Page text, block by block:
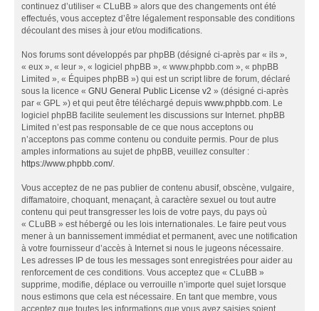
continuez d’utiliser « CLuBB » alors que des changements ont été
effectués, vous acceptez d’être légalement responsable des conditions
découlant des mises à jour et/ou modifications.
Nos forums sont développés par phpBB (désigné ci-après par « ils »,
« eux », « leur », « logiciel phpBB », « www.phpbb.com », « phpBB
Limited », « Équipes phpBB ») qui est un script libre de forum, déclaré
sous la licence « GNU General Public License v2 » (désigné ci-après
par « GPL ») et qui peut être téléchargé depuis www.phpbb.com. Le
logiciel phpBB facilite seulement les discussions sur Internet. phpBB
Limited n’est pas responsable de ce que nous acceptons ou
n’acceptons pas comme contenu ou conduite permis. Pour de plus
amples informations au sujet de phpBB, veuillez consulter :
https://www.phpbb.com/.
Vous acceptez de ne pas publier de contenu abusif, obscène, vulgaire,
diffamatoire, choquant, menaçant, à caractère sexuel ou tout autre
contenu qui peut transgresser les lois de votre pays, du pays où
« CLuBB » est hébergé ou les lois internationales. Le faire peut vous
mener à un bannissement immédiat et permanent, avec une notification
à votre fournisseur d’accès à Internet si nous le jugeons nécessaire.
Les adresses IP de tous les messages sont enregistrées pour aider au
renforcement de ces conditions. Vous acceptez que « CLuBB »
supprime, modifie, déplace ou verrouille n’importe quel sujet lorsque
nous estimons que cela est nécessaire. En tant que membre, vous
acceptez que toutes les informations que vous avez saisies soient